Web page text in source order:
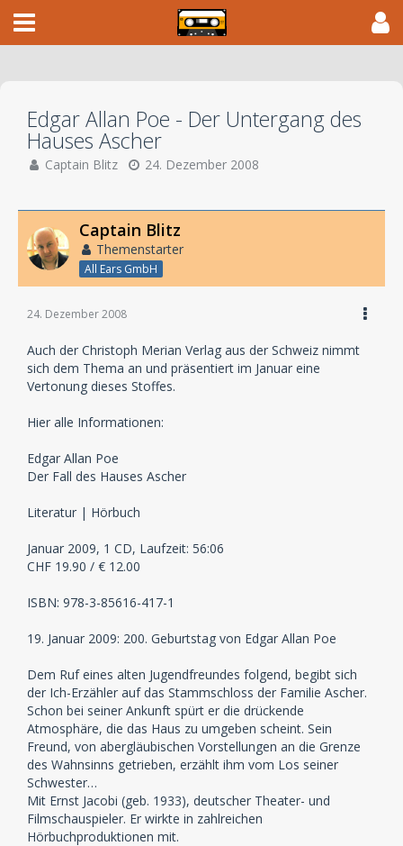
Edgar Allan Poe - Der Untergang des
Hauses Ascher
Captain Blitz 24. Dezember 2008
Captain Blitz
Themenstarter
All Ears GmbH
24. Dezember 2008
Auch der Christoph Merian Verlag aus der Schweiz nimmt
sich dem Thema an und präsentiert im Januar eine
Vertonung dieses Stoffes.
Hier alle Informationen:
Edgar Allan Poe
Der Fall des Hauses Ascher
Literatur | Hörbuch
Januar 2009, 1 CD, Laufzeit: 56:06
CHF 19.90 / € 12.00
ISBN: 978-3-85616-417-1
19. Januar 2009: 200. Geburtstag von Edgar Allan Poe
Dem Ruf eines alten Jugendfreundes folgend, begibt sich
der Ich-Erzähler auf das Stammschloss der Familie Ascher.
Schon bei seiner Ankunft spürt er die drückende
Atmosphäre, die das Haus zu umgeben scheint. Sein
Freund, von abergläubischen Vorstellungen an die Grenze
des Wahnsinns getrieben, erzählt ihm vom Los seiner
Schwester…
Mit Ernst Jacobi (geb. 1933), deutscher Theater- und
Filmschauspieler. Er wirkte in zahlreichen
Hörbuchproduktionen mit.